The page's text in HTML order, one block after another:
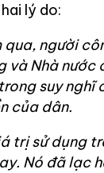
lý do:
qua, người
và Nhà nước
suy
của dân.
trị sử dụng
Nó đã lạc